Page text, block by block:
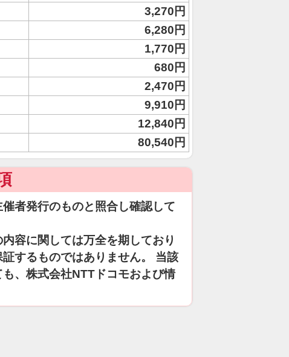
3,270円
6,280円
1,770円
680円
2,470円
9,910円
12,840円
80,540円
者発行のものと照合し確認して
容に関しては万全を期しており
するものではありません。 当該
、株式会社NTTドコモおよび情